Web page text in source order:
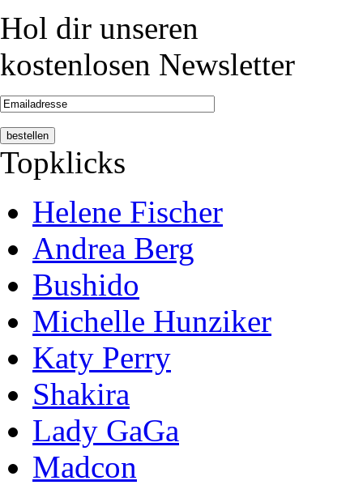
Hol dir unseren
kostenlosen Newsletter
Topklicks
Helene Fischer
Andrea Berg
Bushido
Michelle Hunziker
Katy Perry
Shakira
Lady GaGa
Madcon